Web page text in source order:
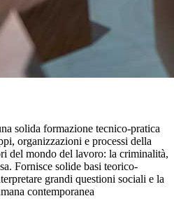
solida formazione tecnico-pratica
organizzazioni e processi della
del mondo del lavoro: la criminalità,
Fornisce solide basi teorico-
grandi questioni sociali e la
contemporanea